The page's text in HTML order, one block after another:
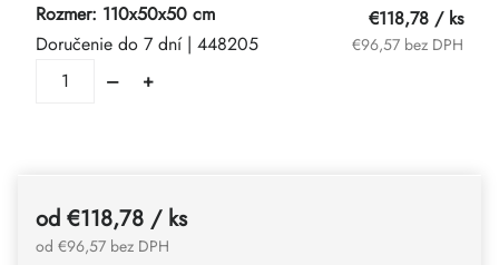
Rozmer: 110x50x50 cm
Doručenie do 7 dní | 448205
€118,78 / ks
€96,57 bez DPH
od €118,78 / ks
od €96,57 bez DPH